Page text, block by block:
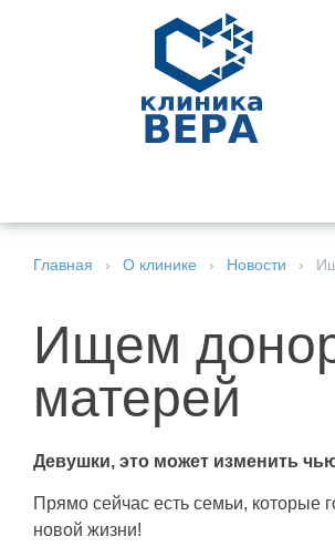
Главная › О клинике › Новости ›
Ищем
матерей
Девушки, это может изменить
Прямо сейчас есть семьи,
новой жизни!